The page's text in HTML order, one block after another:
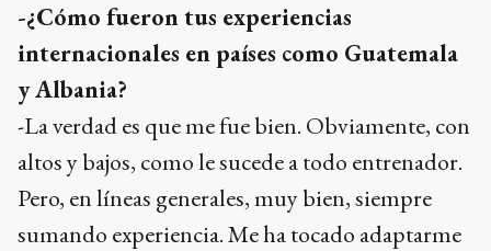
-¿Cómo fueron tus experiencias
internacionales en países como Guatemala
y Albania?
-La verdad es que me fue bien. Obviamente, con
altos y bajos, como le sucede a todo entrenador.
Pero, en líneas generales, muy bien, siempre
sumando experiencia. Me ha tocado adaptarme